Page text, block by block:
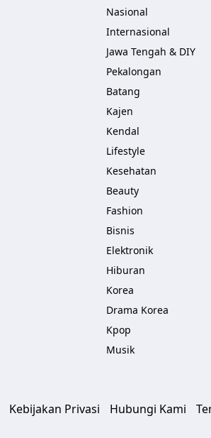
Nasional
Internasional
Jawa Tengah & DIY
Pekalongan
Batang
Kajen
Kendal
Lifestyle
Kesehatan
Beauty
Fashion
Bisnis
Elektronik
Hiburan
Korea
Drama Korea
Kpop
Musik
Kebijakan Privasi Hubungi Kami